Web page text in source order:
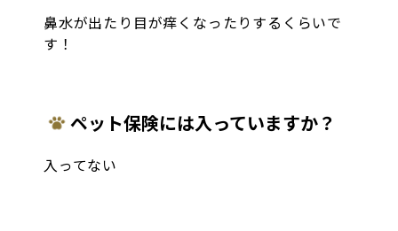
鼻水が出たり目が痒くなったりするくらいで
す！
ペット保険には入っていますか？
入ってない